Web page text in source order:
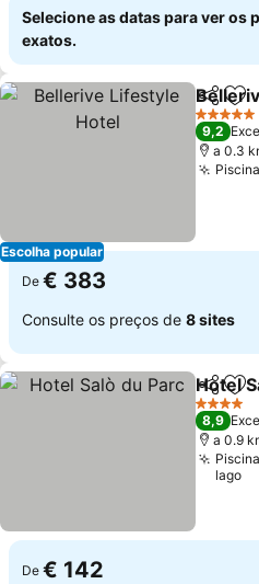
Selecione as datas para ver os
exatos.
Escolha popular
Partilhar
5 Estrelas
9,2
a 0.3
De € 383
Consulte os preços de 8 sites
Partilhar
Hotel
4 Estrelas
8,9
a 0.9
lago
De € 142